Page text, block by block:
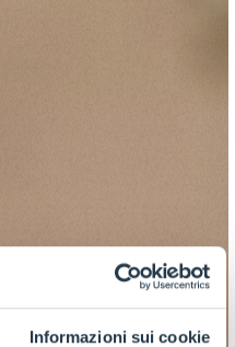
Informazioni sui cookie